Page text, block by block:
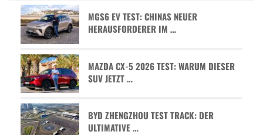
MGS6 EV TEST: CHINAS NEUER
HERAUSFORDERER IM …
MAZDA CX-5 2026 TEST: WARUM DIESER
SUV JETZT …
BYD ZHENGZHOU TEST TRACK: DER
ULTIMATIVE …